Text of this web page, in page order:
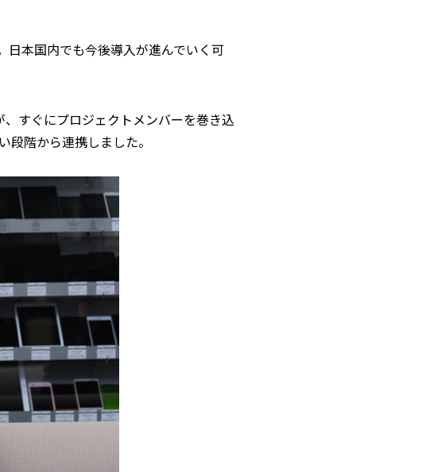
日本国内でも今後導入が進んでいく可
すぐにプロジェクトメンバーを巻き込
階から連携しました。